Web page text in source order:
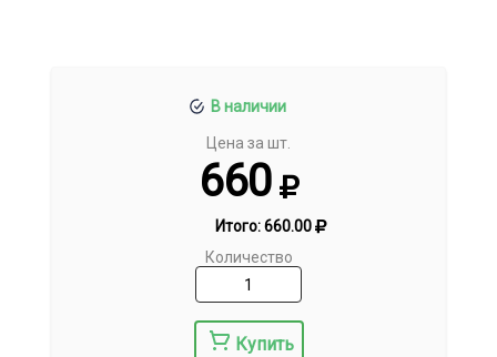
В наличии
Цена за шт.
660
Итого:660.00
Количество
Купить